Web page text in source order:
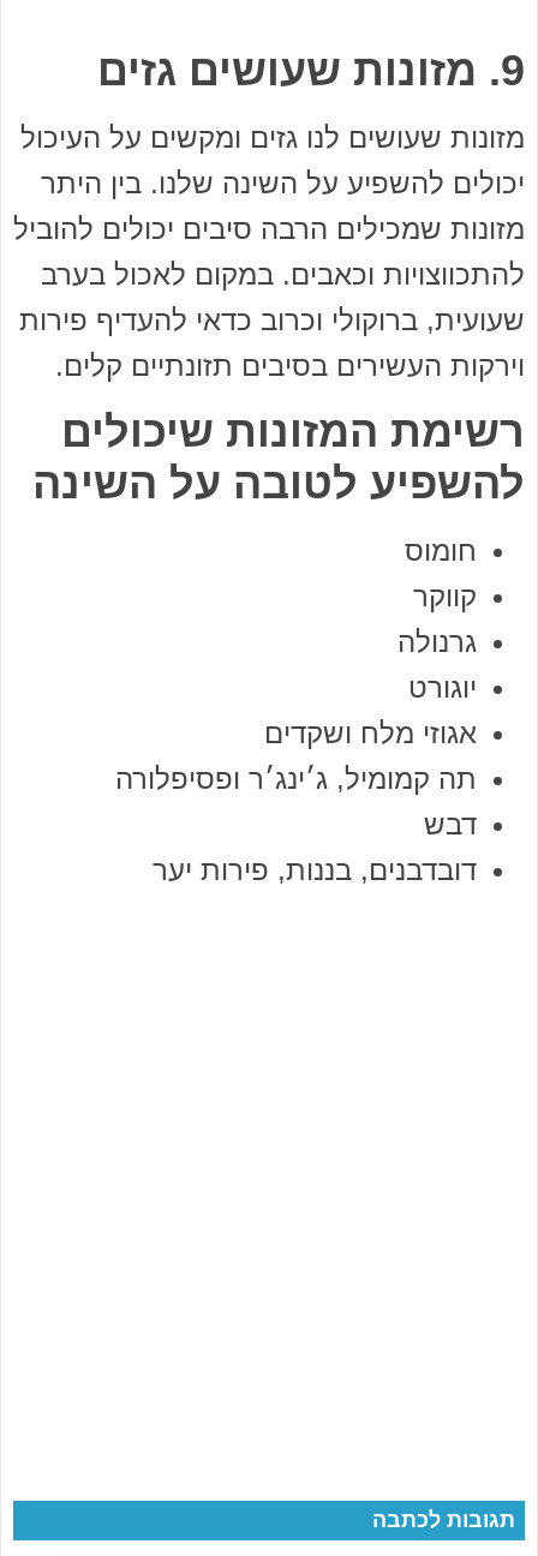
9. מזונות שעושים גזים
מזונות שעושים לנו גזים ומקשים על העיכול
יכולים להשפיע על השינה שלנו. בין היתר
מזונות שמכילים הרבה סיבים יכולים להוביל
להתכווצויות וכאבים. במקום לאכול בערב
שעועית, ברוקולי וכרוב כדאי להעדיף פירות
וירקות העשירים בסיבים תזונתיים קלים.
רשימת המזונות שיכולים
להשפיע לטובה על השינה
חומוס
קווקר
גרנולה
יוגורט
אגוזי מלח ושקדים
תה קמומיל, ג׳ינג׳ר ופסיפלורה
דבש
דובדבנים, בננות, פירות יער
תגובות לכתבה